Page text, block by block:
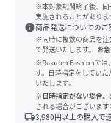
※本対象期間終了後、同
実施されることがありま
info商品発送についてのご
※同時に複数の商品を注
て発送いたします。
お
※Rakuten Fashionでは
す。日時指定をしてい
いたします。
※日時指定がない場合、
される場合がございま
local_shipping3,980円以上の購入で